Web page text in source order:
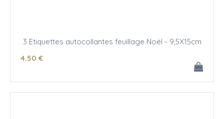
3 Etiquettes autocollantes feuillage Noël - 9,5X15cm
4.50 €